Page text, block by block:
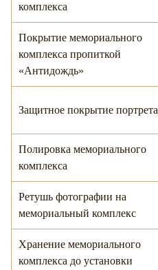
комплекса
Покрытие мемориального
комплекса пропиткой
«Антидождь»
Защитное покрытие портрета
Полировка мемориального
комплекса
Ретушь фотографии на
мемориальный комплекс
Хранение мемориального
комплекса до установки